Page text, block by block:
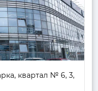
квартал № 6, 3,